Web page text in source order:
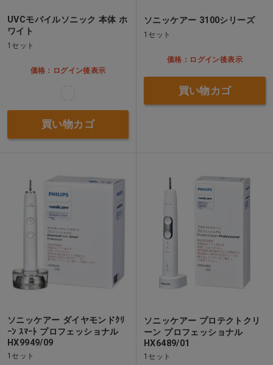
UVCモバイルソニック 本体 ホ
ワイト
1セット
価格：ログイン後表示
買い物カゴ
ソニッケアー 3100シリーズ
1セット
価格：ログイン後表示
買い物カゴ
ソニッケアー ダイヤモンドｸﾘ
ｰﾝ ｽﾏｰﾄ プロフェッショナル
HX9949/09
1セット
ソニッケアー プロテクトクリ
ーン プロフェッショナル
HX6489/01
1セット